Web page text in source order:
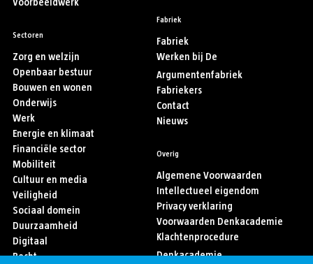
Voorbeeldwerk
Sectoren
Zorg en welzijn
Openbaar bestuur
Bouwen en wonen
Onderwijs
Werk
Energie en klimaat
Financiële sector
Mobiliteit
Cultuur en media
Veiligheid
Sociaal domein
Duurzaamheid
Digitaal
Recht
Fabriek
Fabriek
Werken bij De
Argumentenfabriek
Fabriekers
Contact
Nieuws
Overig
Algemene Voorwaarden
Intellectueel eigendom
Privacy verklaring
Voorwaarden Denkacademie
Klachtenprocedure
Denkacademie